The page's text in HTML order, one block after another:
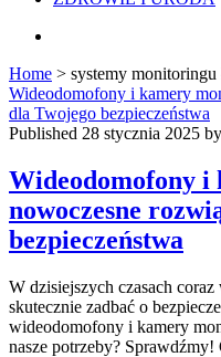
Home > systemy
Tag:
monitoringu
Łowicz</
Wideodomofony i kamery
dla Twojego bezpieczeństwa
Published 28 stycznia 2025 by
Wideodomofony
nowoczesne
bezpieczeństwa
W dzisiejszych czasach
skutecznie zadbać o
wideodomofony i kamery
nasze potrzeby?